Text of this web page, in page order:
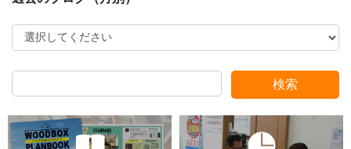
検索